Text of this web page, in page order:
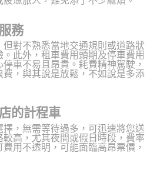
務
對不熟悉當地交通規則或道路狀
此外，租車費用頭期及停車費用
車不易且昂貴。耗費精神駕駛，
，與其說是放鬆，不如說是多添
的計程車
，無需等待過多，可迅速將您送
高，尤其夜間或假日時段，費率
用不透明，可能面臨高昂票價，